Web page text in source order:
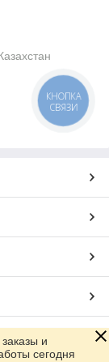
и
сегодня
КНОПКА
СВЯЗИ